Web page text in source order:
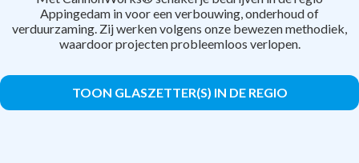
Appingedam in voor een verbouwing, onderhoud of
verduurzaming. Zij werken volgens onze bewezen methodiek,
waardoor projecten probleemloos verlopen.
TOON GLASZETTER(S) IN DE REGIO